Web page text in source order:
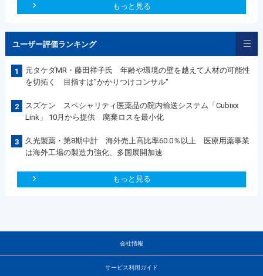
もっと見る
ユーザー評価ランキング
1
元タケダMR・藤田祥子氏 年齢や環境の壁を越えて人材の可能性
を切拓く 目指すは”かかりつけコンサル“
2
スズケン スペシャリティ医薬品の院内輸送システム「Cubixx
Link」 10月から提供 廃棄ロスを最小化
3
久光製薬・第8期中計 海外売上高比率60.0％以上 医療用薬事業
は海外工場の製造力強化、多国展開加速
もっと見る
会社情報
サービス利用ガイド